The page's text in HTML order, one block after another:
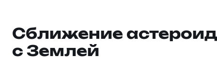
Сближение
с Землей